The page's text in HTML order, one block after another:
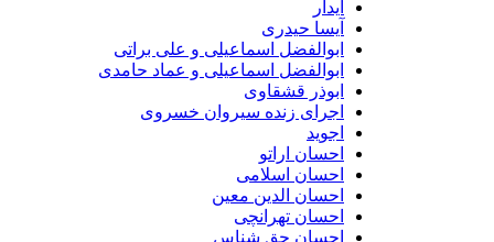
آیسا حیدری
ابوالفضل اسماعیلی و علی براتی
ابوالفضل اسماعیلی و عماد حامدی
ابوذر قشقاوی
اجرای زنده سیروان خسروی
احسان اراتو
احسان اسلامی
احسان الدین معین
احسان تهرانچی
احسان حق شناس